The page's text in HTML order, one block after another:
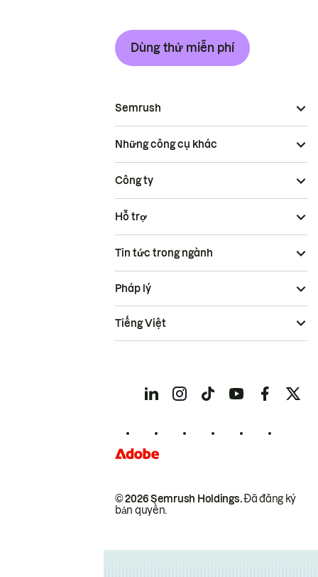
Dùng thử miễn phí
Semrush
Những công cụ khác
Công ty
Hỗ trợ
Tin tức trong ngành
© 2026 Semrush Holdings.Đã đăng ký
bản quyền.
Pháp lý
Tiếng Việt